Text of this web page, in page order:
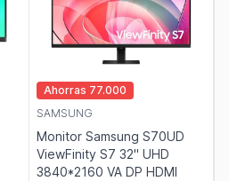
Ahorras 77.000
SAMSUNG
Monitor Samsung S70UD
ViewFinity S7 32" UHD
3840*2160 VA DP HDMI